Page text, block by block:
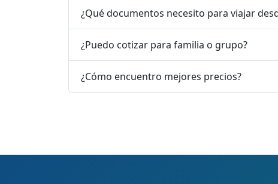
¿Qué documentos necesito para viajar
¿Puedo cotizar para familia o grupo?
¿Cómo encuentro mejores precios?